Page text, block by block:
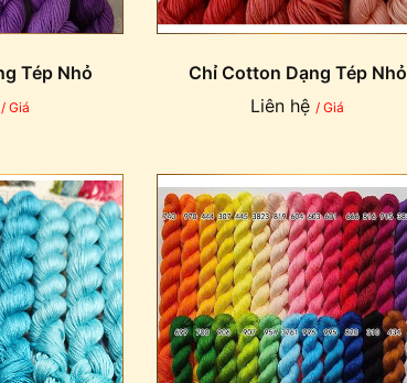
Tép Nhỏ
/ Giá
Chỉ Cotton Dạng Tép Nhỏ
Liên hệ / Giá